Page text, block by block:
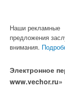
Наши рекламные
предложения
внимания.
Электронное
www.vechor.ru»